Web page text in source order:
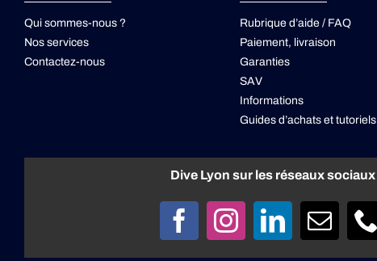
Qui sommes-nous ?
Nos services
Contactez-nous
Rubrique d’aide / FAQ
Paiement, livraison
Garanties
SAV
Informations
Guides d’achats et tutoriels
Dive Lyon sur les réseaux sociaux